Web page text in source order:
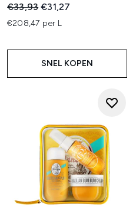
Recommended Retail Price:
€33,93Huidige prijs:
€31,27
€208,47 per L
SNEL KOPEN